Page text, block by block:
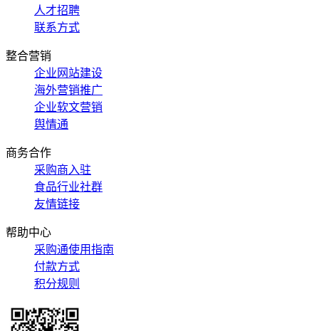
人才招聘
联系方式
整合营销
企业网站建设
海外营销推广
企业软文营销
舆情通
商务合作
采购商入驻
食品行业社群
友情链接
帮助中心
采购通使用指南
付款方式
积分规则